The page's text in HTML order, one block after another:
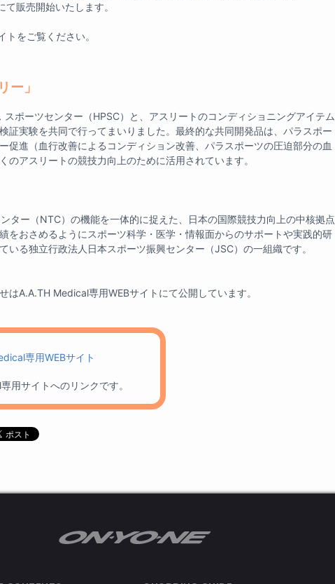
販売開始いたします。
をご覧ください。
ー」
ポーツセンター（HPSC）と、アスリートのコンディショニングアイテム
証実験を共同で行ってまいりました。最終的な共同開発品は、パラスポー
進（血行改善によるコンディション改善、パラスポーツの圧迫部分の血
アスリートの競技力向上のために活用されています。
ター（NTC）の機能を一体的に捉えた、日本の国際競技力向上の中核拠点
をおさめるようにスポーツ科学・医学・情報面からのサポートや実践的研
る独立行政法人日本スポーツ振興センター（JSC）の一組織です。
A.A.TH Medical専用WEBサイトにて公開しています。
専用WEBサイト
用サイトへのリンクです。